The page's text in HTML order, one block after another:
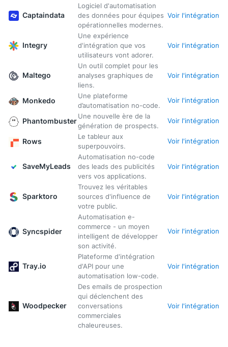
Captaindata
Logiciel d'automatisation
des données pour équipes
opérationnelles modernes.
Voir l'intégration
Integry
Une expérience
d'intégration que vos
utilisateurs vont adorer.
Voir l'intégration
Maltego
Un outil complet pour les
analyses graphiques de
liens.
Voir l'intégration
Monkedo
Une plateforme
d’automatisation no-code.
Voir l'intégration
PhantombusterUne nouvelle ère de la
génération de prospects.
Voir l'intégration
Rows
Le tableur aux
superpouvoirs.
Voir l'intégration
SaveMyLeads
Automatisation no-code
des leads des publicités
vers vos applications.
Voir l'intégration
Sparktoro
Trouvez les véritables
sources d'influence de
votre public.
Voir l'intégration
Syncspider
Automatisation e-
commerce - un moyen
intelligent de développer
son activité.
Voir l'intégration
Tray.io
Plateforme d'intégration
d'API pour une
automatisation low-code.
Voir l'intégration
Woodpecker
Des emails de prospection
qui déclenchent des
conversations
commerciales
chaleureuses.
Voir l'intégration